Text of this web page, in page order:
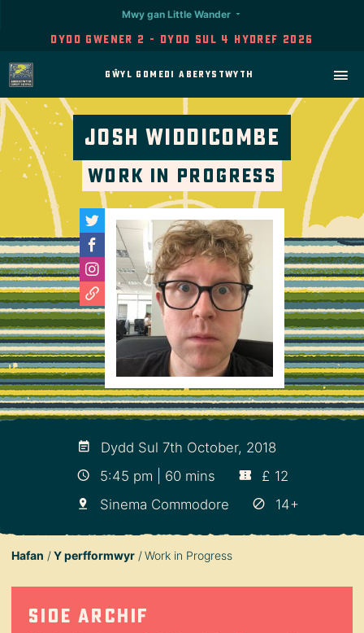
Dydd Gwener 2 - Dydd Sul 4 Hydref 2026
Mwy gan Little Wander
Gŵyl Gomedi Aberystwyth
Josh Widdicombe
Work in Progress
Dydd Sul 7th October, 2018
5:45 pm | 60 mins
£ 12
Sinema Commodore
14+
Hafan Y perfformwyr Work in Progress
Sioe archif